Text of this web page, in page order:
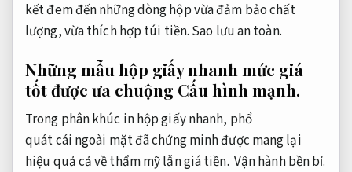
kếtđem đếnnhữngdònghộp vừa đảm bảo chất
lượng, vừathích hợp túi tiền. Sao lưu an toàn.
Những mẫu hộp giấy nhanh mức giá
tốt được ưa chuộng Cấu hình mạnh.
Trong phân khúc in hộp giấy nhanh, phổ
quátcái ngoài mặtđã chứng minh được mang lại
hiệu quả cả về thẩm mỹ lẫngiá tiền. Vận hành bền bỉ.